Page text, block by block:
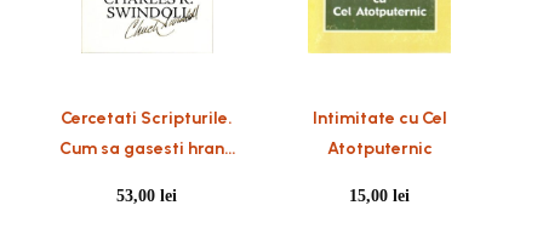
Cercetati Scripturile.
Cum sa gasesti hrana
sufletul tau (coperta
53,00lei
Intimitate cu Cel
Atotputernic
15,00lei